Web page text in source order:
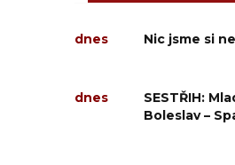
dnes Nic jsme si
dnes
SESTŘIH:
Boleslav –